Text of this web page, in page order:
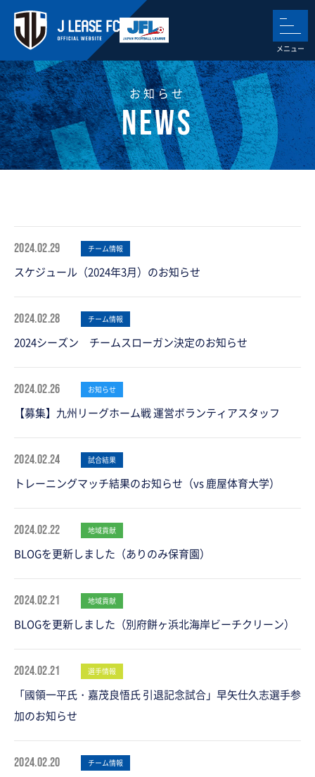
お知らせ
2024.02.29 チーム情報
スケジュール（2024年3月）のお知らせ
2024.02.28 チーム情報
2024シーズン チームスローガン決定のお知らせ
2024.02.26 お知らせ
【募集】九州リーグホーム戦 運営ボランティアスタッフ
2024.02.24 試合結果
トレーニングマッチ結果のお知らせ（vs 鹿屋体育大学）
2024.02.22 地域貢献
BLOGを更新しました（ありのみ保育園）
2024.02.21 地域貢献
BLOGを更新しました（別府餅ヶ浜北海岸ビーチクリーン）
2024.02.21 選手情報
「國領一平氏・嘉茂良悟氏 引退記念試合」早矢仕久志選手参
加のお知らせ
2024.02.20 チーム情報